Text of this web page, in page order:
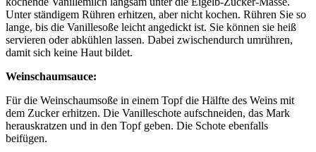
Unter ständigem Rühren erhitzen, aber nicht kochen. Rühren Sie so
lange, bis die Vanillesoße leicht angedickt ist. Sie können sie heiß
servieren oder abkühlen lassen. Dabei zwischendurch umrühren,
damit sich keine Haut bildet.
Weinschaumsauce:
Für die Weinschaumsoße in einem Topf die Hälfte des Weins mit
dem Zucker erhitzen. Die Vanilleschote aufschneiden, das Mark
herauskratzen und in den Topf geben. Die Schote ebenfalls
beifügen.